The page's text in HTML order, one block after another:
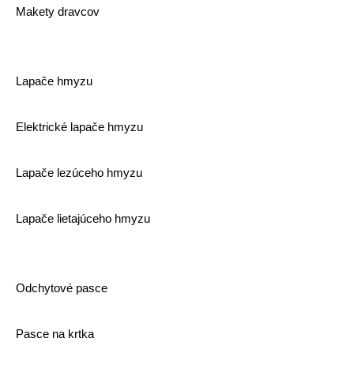
Makety dravcov
Lapače hmyzu
Elektrické lapače hmyzu
Lapače lezúceho hmyzu
Lapače lietajúceho hmyzu
Odchytové pasce
Pasce na krtka